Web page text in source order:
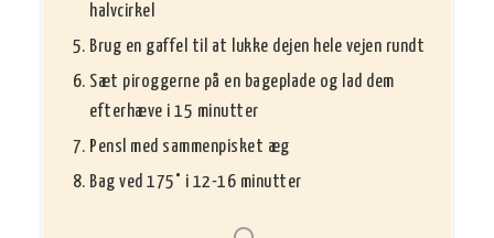
halvcirkel
Brug en gaffel til at lukke dejen hele vejen rundt
Sæt piroggerne på en bageplade og lad dem
efterhæve i 15 minutter
Pensl med sammenpisket æg
Bag ved 175° i 12-16 minutter